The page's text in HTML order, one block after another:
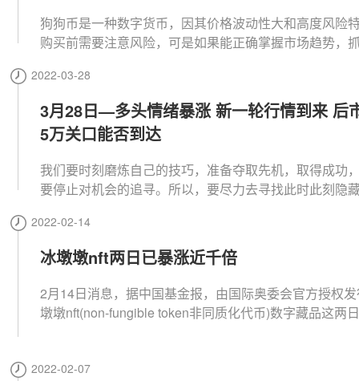
狗狗币是一种数字货币，因其价格波动性大和高度风险
购买前需要注意风险，可是如果能正确掌握市场趋势，
狗币价格暴涨时抓住机会购买呢？狗狗币未来能否涨至
币？
2022-03-28
3月28日—多头情绪暴涨 新一轮行情到来 后
5万关口能否到达
我们要时刻磨炼自己的技巧，准备夺取先机，取得成功
要停止对机会的追寻。所以，要尽力去寻找此时此刻隐
2022-02-14
冰墩墩nft两日已暴涨近千倍
2月14日消息，据中国基金报，由国际奥委会官方授权
墩墩nft(non-fungible token非同质化代币)数字藏品这两
历史。 涨幅最大的是北欧联合北京2022(nordic combined beijin
2022-02-07